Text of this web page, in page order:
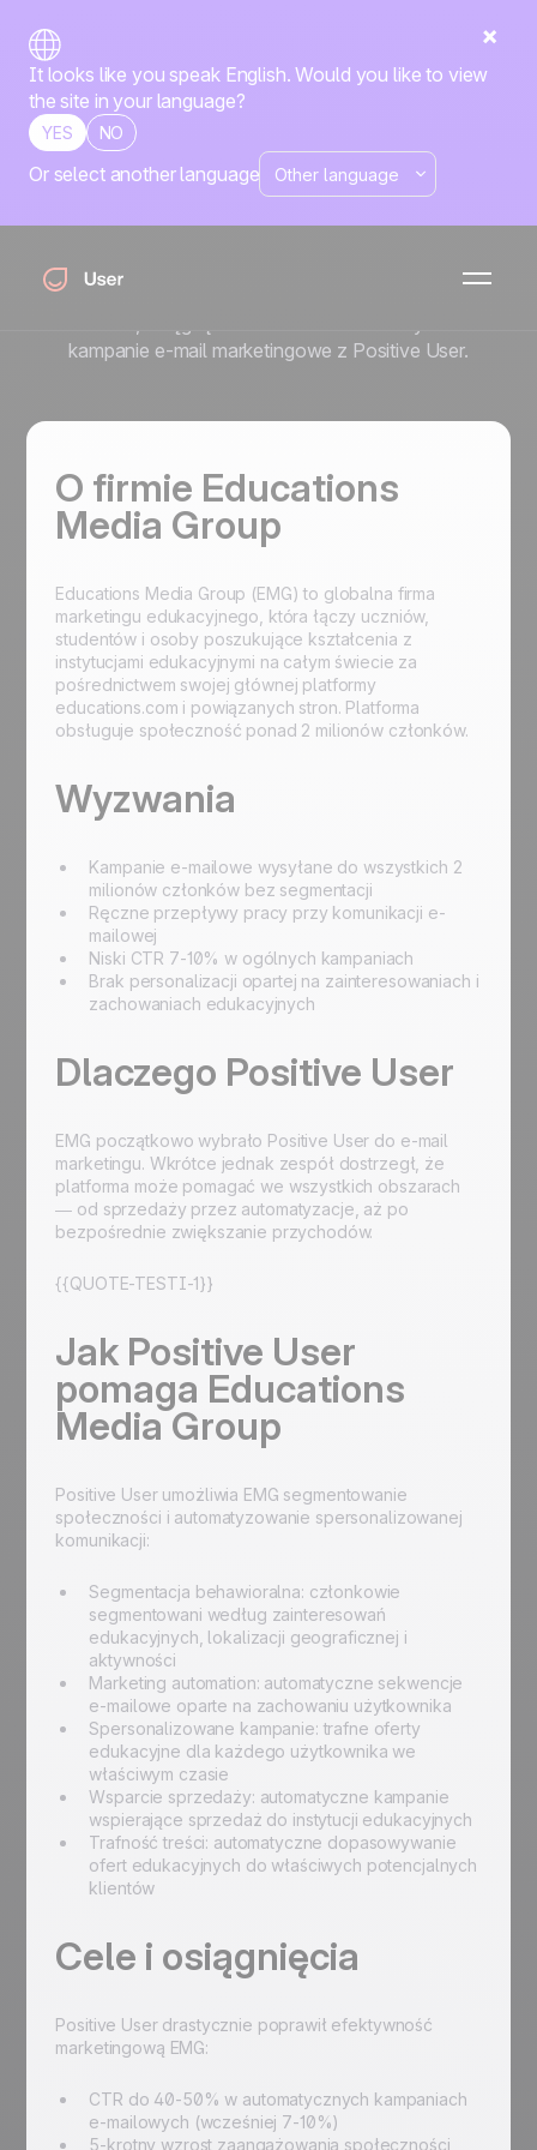
It looks like you speak English. Would you like to view
the site in your language?
YES NO
Or select another language
Jak EMG zwiększa
zaangażowanie studentów
kampanie e-mail marketingowe z Positive User.
O firmie Educations
Media Group
Educations Media Group (EMG) to globalna firma
marketingu edukacyjnego, która łączy uczniów,
studentów i osoby poszukujące kształcenia z
instytucjami edukacyjnymi na całym świecie za
pośrednictwem swojej głównej platformy
educations.com i powiązanych stron. Platforma
obsługuje społeczność ponad 2 milionów członków.
Wyzwania
Kampanie e-mailowe wysyłane do wszystkich 2
milionów członków bez segmentacji
Ręczne przepływy pracy przy komunikacji e-
mailowej
Niski CTR 7-10% w ogólnych kampaniach
Brak personalizacji opartej na zainteresowaniach i
zachowaniach edukacyjnych
Dlaczego Positive User
EMG początkowo wybrało Positive User do e-mail
marketingu. Wkrótce jednak zespół dostrzegł, że
platforma może pomagać we wszystkich obszarach
— od sprzedaży przez automatyzacje, aż po
bezpośrednie zwiększanie przychodów.
{{QUOTE-TESTI-1}}
Jak Positive User
pomaga Educations
Media Group
Positive User umożliwia EMG segmentowanie
społeczności i automatyzowanie spersonalizowanej
komunikacji:
Segmentacja behawioralna: członkowie
segmentowani według zainteresowań
edukacyjnych, lokalizacji geograficznej i
aktywności
Marketing automation: automatyczne sekwencje
e-mailowe oparte na zachowaniu użytkownika
Spersonalizowane kampanie: trafne oferty
edukacyjne dla każdego użytkownika we
właściwym czasie
Wsparcie sprzedaży: automatyczne kampanie
wspierające sprzedaż do instytucji edukacyjnych
Trafność treści: automatyczne dopasowywanie
ofert edukacyjnych do właściwych potencjalnych
klientów
Cele i osiągnięcia
Positive User drastycznie poprawił efektywność
marketingową EMG:
CTR do 40-50% w automatycznych kampaniach
e-mailowych (wcześniej 7-10%)
5-krotny wzrost zaangażowania społeczności